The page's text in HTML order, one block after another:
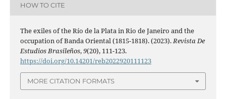
HOW TO CITE
The exiles of the Río de la Plata in Rio de Janeiro and the
occupation of Banda Oriental (1815-1818). (2023).Revista De
Estudios Brasileños,9(20), 111-123.
https://doi.org/10.14201/reb2022920111123
MORE CITATION FORMATS